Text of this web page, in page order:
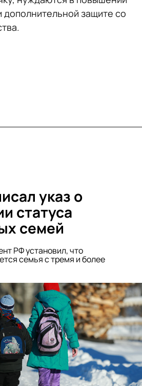
дополнительной защите со
указ о
статуса
семей
РФ установил, что
семья с тремя и более